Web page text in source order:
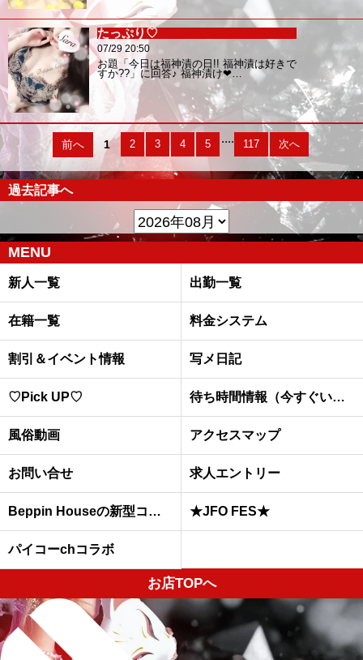
たっぷり♡
07/29 20:50
お題「今日は福神漬の日!! 福神漬は好きで
すか??」に回答♪ 福神漬け❤…
前へ 1 2 3 4 5 .... 117 次へ
過去記事へ
MENU
新人一覧 出勤一覧
在籍一覧 料金システム
割引＆イベント情報 写メ日記
♡Pick UP♡ 待ち時間情報（今すぐいける娘）
風俗動画 アクセスマップ
お問い合せ 求人エントリー
Beppin Houseの新型コロナウイルスへの予防対策について ★JFO FES★
パイコーchコラボ
お店TOPへ